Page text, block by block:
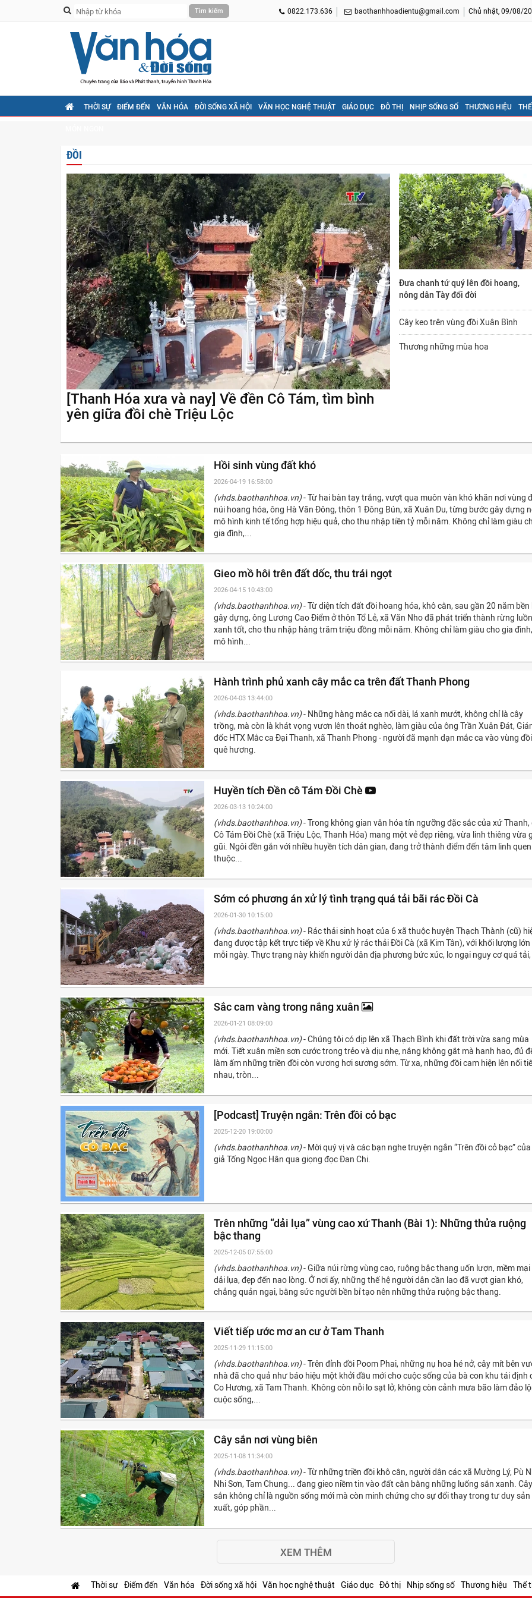
0822.173.636 baothanhhoadientu@gmail.com Chủ nhật, 09/08/
THỜI SỰ ĐIỂM ĐẾN VĂN HÓA ĐỜI SỐNG XÃ HỘI VĂN HỌC NGHỆ THUẬT GIÁO DỤC ĐÔ THỊ NHỊP SỐNG SỐ THƯƠNG HIỆU
ĐỒI
[Thanh Hóa xưa và nay] Về đền Cô Tám, tìm bình
yên giữa đồi chè Triệu Lộc
Đưa chanh tứ quý lên đồi hoang,
nông dân Tày đổi đời
Cây keo trên vùng đồi Xuân Bình
Thương những mùa hoa
Hồi sinh vùng đất khó
2026-04-19 16:58:00
(vhds.baothanhhoa.vn)- Từ hai bàn tay trắng, vượt qua muôn vàn khó khăn nơi vùng
núi hoang hóa, ông Hà Văn Đông, thôn 1 Đông Bún, xã Xuân Du, từng bước gây dựng
mô hình kinh tế tổng hợp hiệu quả, cho thu nhập tiền tỷ mỗi năm. Không chỉ làm giàu
gia đình,...
Gieo mồ hôi trên đất dốc, thu trái ngọt
2026-04-15 10:43:00
(vhds.baothanhhoa.vn)- Từ diện tích đất đồi hoang hóa, khô cằn, sau gần 20 năm bền
gây dựng, ông Lương Cao Điểm ở thôn Tổ Lẻ, xã Văn Nho đã phát triển thành rừng
xanh tốt, cho thu nhập hàng trăm triệu đồng mỗi năm. Không chỉ làm giàu cho gia đình,
mô hình...
Hành trình phủ xanh cây mắc ca trên đất Thanh Phong
2026-04-03 13:44:00
(vhds.baothanhhoa.vn)- Những hàng mắc ca nối dài, lá xanh mướt, không chỉ là cây
trồng, mà còn là khát vọng vươn lên thoát nghèo, làm giàu của ông Trần Xuân Đát,
đốc HTX Mắc ca Đại Thanh, xã Thanh Phong - người đã mạnh dạn mắc ca vào vùng đồi
quê hương.
Huyền tích Đền cô Tám Đồi Chè
2026-03-13 10:24:00
(vhds.baothanhhoa.vn)- Trong không gian văn hóa tín ngưỡng đặc sắc của xứ Thanh,
Cô Tám Đồi Chè (xã Triệu Lộc, Thanh Hóa) mang một vẻ đẹp riêng, vừa linh thiêng vừa
gũi. Ngôi đền gắn với nhiều huyền tích dân gian, đang trở thành điểm đến tâm linh quen
thuộc...
Sớm có phương án xử lý tình trạng quá tải bãi rác Đồi Cà
2026-01-30 10:15:00
(vhds.baothanhhoa.vn)- Rác thải sinh hoạt của 6 xã thuộc huyện Thạch Thành (cũ)
đang được tập kết trực tiếp về Khu xử lý rác thải Đồi Cà (xã Kim Tân), với khối lượng lớn
mỗi ngày. Thực trạng này khiến người dân địa phương bức xúc, lo ngại nguy cơ quá tải,
Sắc cam vàng trong nắng xuân
2026-01-21 08:09:00
(vhds.baothanhhoa.vn)- Chúng tôi có dịp lên xã Thạch Bình khi đất trời vừa sang mùa
mới. Tiết xuân miền sơn cước trong trẻo và dịu nhẹ, nắng không gắt mà hanh hao, đủ
làm ấm những triền đồi còn vương hơi sương sớm. Từ xa, những đồi cam hiện lên nối
nhau, tròn...
[Podcast] Truyện ngắn: Trên đồi cỏ bạc
2025-12-20 19:00:00
(vhds.baothanhhoa.vn)- Mời quý vị và các bạn nghe truyện ngắn “Trên đồi cỏ bạc”
giả Tống Ngọc Hân qua giọng đọc Đan Chi.
Trên những “dải lụa” vùng cao xứ Thanh (Bài 1): Những thửa ruộng
bậc thang
2025-12-05 07:55:00
(vhds.baothanhhoa.vn)- Giữa núi rừng vùng cao, ruộng bậc thang uốn lượn, mềm
dải lụa, đẹp đến nao lòng. Ở nơi ấy, những thế hệ người dân cần lao đã vượt gian khó,
chẳng quản ngại, bằng sức người bền bỉ tạo nên những thửa ruộng bậc thang.
Viết tiếp ước mơ an cư ở Tam Thanh
2025-11-29 11:15:00
(vhds.baothanhhoa.vn)- Trên đỉnh đồi Poom Phai, những nụ hoa hé nở, cây mít bên
nhà đã cho quả như báo hiệu một khởi đầu mới cho cuộc sống của bà con khu tái định
Co Hương, xã Tam Thanh. Không còn nỗi lo sạt lở, không còn cảnh mưa bão làm đảo
cuộc sống,...
Cây sắn nơi vùng biên
2025-11-08 11:34:00
(vhds.baothanhhoa.vn)- Từ những triền đồi khô cằn, người dân các xã Mường Lý, Pù
Nhi Sơn, Tam Chung... đang gieo niềm tin vào đất cằn bằng những luống sắn xanh. Cây
sắn không chỉ là nguồn sống mới mà còn minh chứng cho sự đổi thay trong tư duy sản
xuất, góp phần...
XEM THÊM
Thời sự Điểm đến Văn hóa Đời sống xã hội Văn học nghệ thuật Giáo dục Đô thị Nhịp sống số Thương hiệu Thể